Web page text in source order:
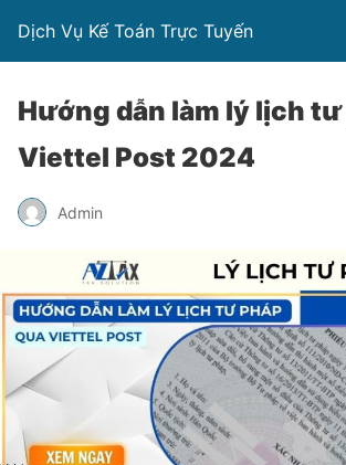
Dịch Vụ Kế Toán Trực Tuyến
Hướng dẫn làm lý lịch
Viettel Post 2024
Admin